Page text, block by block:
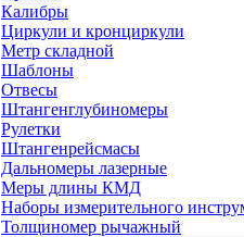
Калибры
Циркули и кронциркули
Метр складной
Шаблоны
Отвесы
Штангенглубиномеры
Рулетки
Штангенрейсмасы
Дальномеры лазерные
Меры длины КМД
Наборы измерительного
Толщиномер рычажный